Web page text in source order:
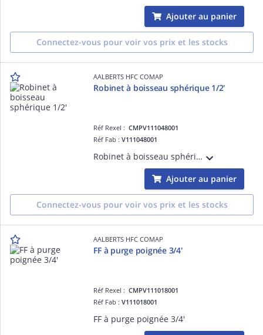
Ajouter au panier
Connectez-vous pour voir vos prix et les stocks
AALBERTS HFC COMAP
Robinet à boisseau sphérique 1/2'
Réf Rexel :CMPV111048001
Réf Fab :V111048001
Robinet à boisseau sphérique 1/2'
Ajouter au panier
Connectez-vous pour voir vos prix et les stocks
AALBERTS HFC COMAP
FF à purge poignée 3/4'
Réf Rexel :CMPV111018001
Réf Fab :V111018001
FF à purge poignée 3/4'